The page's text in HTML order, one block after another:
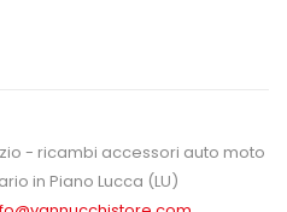
- ricambi accessori auto moto
in Piano Lucca (LU)